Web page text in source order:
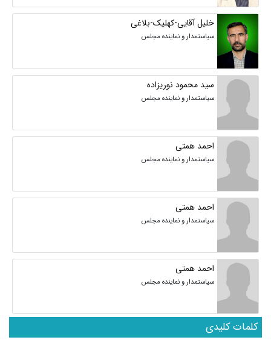
خلیل آقایی-کهلیک-بلاغی
سیاستمدار و نماینده مجلس
سید محمود نوریزاده
سیاستمدار و نماینده مجلس
احمد همتی
سیاستمدار و نماینده مجلس
احمد همتی
سیاستمدار و نماینده مجلس
احمد همتی
سیاستمدار و نماینده مجلس
کلمات کلیدی